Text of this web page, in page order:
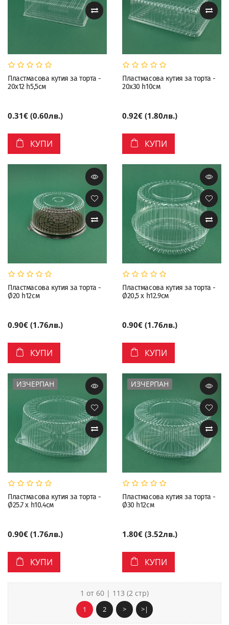
Пластмасова кутия за торта -
20x12 h5,5см
0.31€ (0.60лв.)
КУПИ
Пластмасова кутия за торта -
20x30 h10см
0.92€ (1.80лв.)
КУПИ
Пластмасова кутия за торта -
Ø20 h12см
0.90€ (1.76лв.)
КУПИ
Пластмасова кутия за торта -
Ø20,5 х h12.9см
0.90€ (1.76лв.)
КУПИ
ИЗЧЕРПАН
Пластмасова кутия за торта -
Ø25.7 х h10.4см
0.90€ (1.76лв.)
КУПИ
ИЗЧЕРПАН
Пластмасова кутия за торта -
Ø30 h12см
1.80€ (3.52лв.)
КУПИ
1 от 60 | 113 (2 стр)
1 2 > >|